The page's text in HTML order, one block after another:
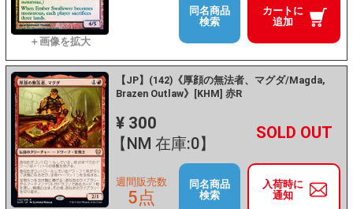
カートに
追加
同名商品
検索
【JP】(142)《厚顔の無法者、マグダ/Magda,
Brazen Outlaw》[KHM] 赤R
¥ 300
【NM 在庫:0】
－ +
入荷時に
通知
週間販売数
5点
同名商品
検索